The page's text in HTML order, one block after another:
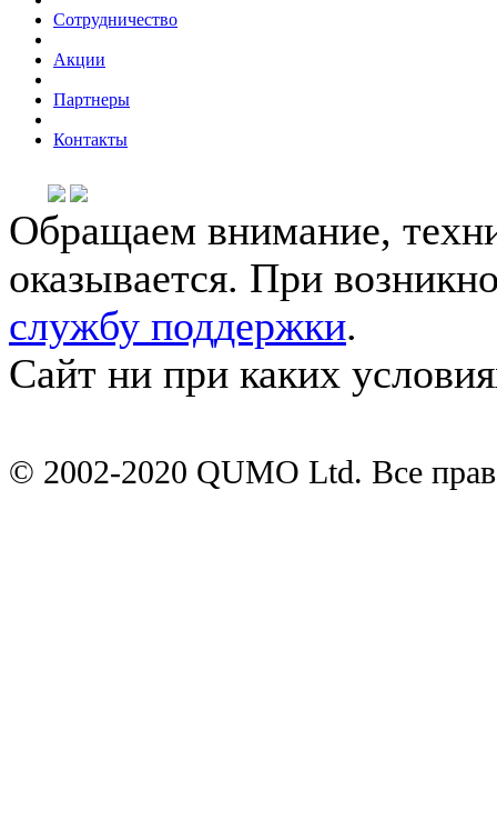
Сотрудничество
Акции
Партнеры
Контакты
Обращаем внимание,
оказывается. При
службу поддержки.
Сайт ни при каких
© 2002-2020 QUMO Ltd. Все